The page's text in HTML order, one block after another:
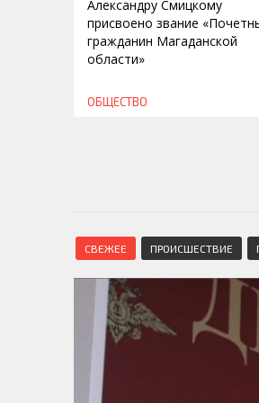
Александру Смицкому
присвоено звание
гражданин Магаданской
области»
ОБЩЕСТВО
СВЕЖЕЕ ПРОИСШЕСТВИЕ